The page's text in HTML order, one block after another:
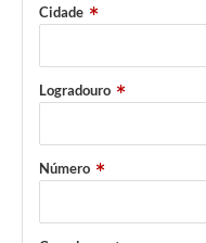
PPA - Plano Plurianual 2026 /
Qualifica São Roque
Sala do Empreendedor -
Cidade
Logradouro
Número